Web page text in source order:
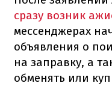
сразу возник
мессенджерах
объявления о
на заправку, а
обменять или